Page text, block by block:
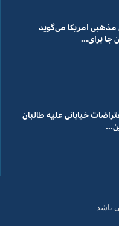
امریکا می‌گوید
جا برای...
خیابانی علیه طالبان
باشد